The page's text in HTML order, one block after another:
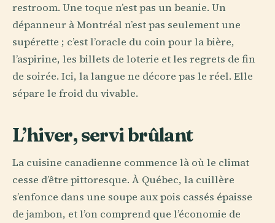
restroom. Une toque n’est pas un beanie. Un
dépanneur à Montréal n’est pas seulement une
supérette ; c’est l’oracle du coin pour la bière,
l’aspirine, les billets de loterie et les regrets de fin
de soirée. Ici, la langue ne décore pas le réel. Elle
sépare le froid du vivable.
L’hiver, servi brûlant
La cuisine canadienne commence là où le climat
cesse d’être pittoresque. À Québec, la cuillère
s’enfonce dans une soupe aux pois cassés épaisse
de jambon, et l’on comprend que l’économie de